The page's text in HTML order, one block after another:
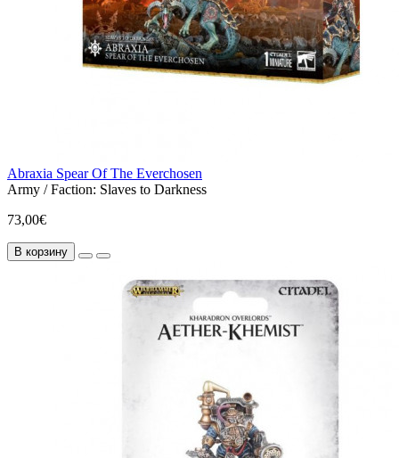
Abraxia Spear Of The Everchosen
Army / Faction: Slaves to Darkness
73,00€
В корзину